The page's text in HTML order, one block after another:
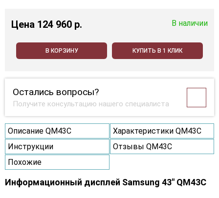
Цена 124 960 p. В наличии
В КОРЗИНУ КУПИТЬ В 1 КЛИК
Остались вопросы?
Получите консультацию нашего специалиста
Описание QM43C
Характеристики QM43C
Инструкции
Отзывы QM43C
Похожие
Информационный дисплей Samsung 43" QM43C